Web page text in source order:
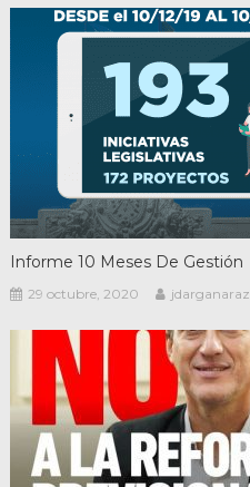
Informe 10 Meses De Gestión
29 octubre, 2020 jdarganaraz